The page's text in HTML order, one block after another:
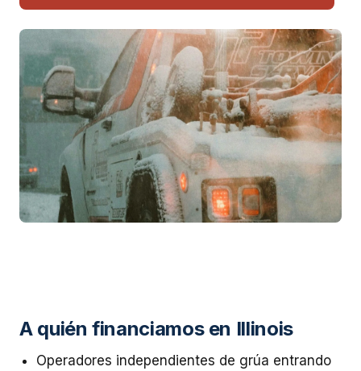
A quién financiamos en Illinois
Operadores independientes de grúa entrando